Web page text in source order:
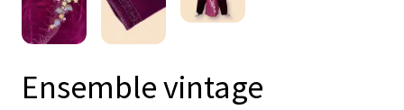
Ensemble vintage